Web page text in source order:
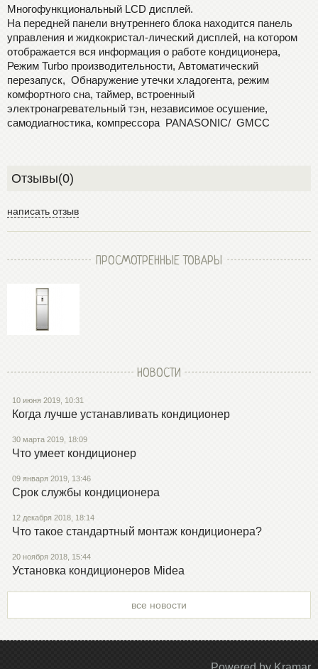
Многофункциональный LCD дисплей.
На передней панели внутреннего блока находится панель
управления и жидкокристал-лический дисплей, на котором
отображается вся информация о работе кондиционера,
Режим Turbo производительности, Автоматический
перезапуск, Обнаружение утечки хладогента, режим
комфортного сна, таймер, встроенный
электронагревательный тэн, независимое осушение,
самодиагностика, компрессора PANASONIC/ GMCC
Отзывы(0)
написать отзыв
ПРОСМОТРЕННЫЕ ТОВАРЫ
НОВОСТИ
10 июня 2019, 10:31
Когда лучше устанавливать кондиционер
30 марта 2019, 18:09
Что умеет кондиционер
09 января 2019, 13:46
Срок службы кондиционера
12 декабря 2018, 18:14
Что такое стандартный монтаж кондиционера?
20 ноября 2018, 15:44
Установка кондиционеров Midea
все новости